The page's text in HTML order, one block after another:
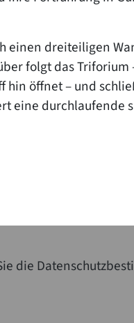
dreiteiligen
folgt das Triforium
hin öffnet – und
eine durchlaufende
die